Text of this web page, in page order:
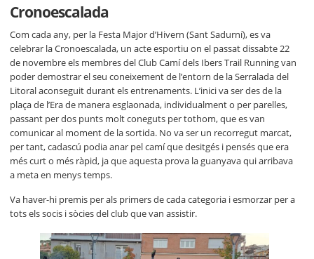
Cronoescalada
Com cada any, per la Festa Major d’Hivern (Sant Sadurní), es va
celebrar la Cronoescalada, un acte esportiu on el passat dissabte 22
de novembre els membres del Club Camí dels Ibers Trail Running van
poder demostrar el seu coneixement de l’entorn de la Serralada del
Litoral aconseguit durant els entrenaments. L’inici va ser des de la
plaça de l’Era de manera esglaonada, individualment o per parelles,
passant per dos punts molt coneguts per tothom, que es van
comunicar al moment de la sortida. No va ser un recorregut marcat,
per tant, cadascú podia anar pel camí que desitgés i pensés que era
més curt o més ràpid, ja que aquesta prova la guanyava qui arribava
a meta en menys temps.
Va haver-hi premis per als primers de cada categoria i esmorzar per a
tots els socis i sòcies del club que van assistir.